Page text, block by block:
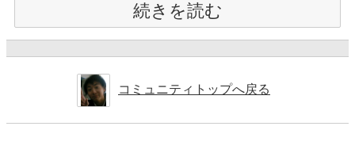
続きを読む
コミュニティトップへ戻る